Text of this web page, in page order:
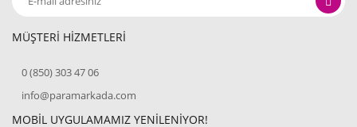
MÜŞTERİ HİZMETLERİ
0 (850) 303 47 06
info@paramarkada.com
MOBİL UYGULAMAMIZ YENİLENİYOR!